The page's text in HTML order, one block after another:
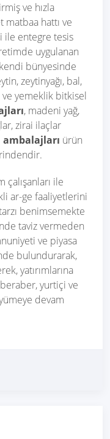
ve hızla
matbaa hattı ve
ile entegre tesis
uygulanan
bünyesinde
zeytinyağı, bal,
ve yemeklik bitkisel
, madeni yağ,
zirai ilaçlar
ürün
ile
ar-ge faaliyetlerini
benimsemekte
taviz vermeden
ve piyasa
bulundurarak,
yatırımlarına
yurtiçi ve
devam